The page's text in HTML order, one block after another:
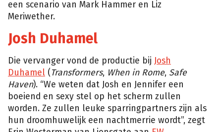
een scenario van Mark Hammer en Liz
Meriwether.
Josh Duhamel
Die vervanger vond de productie bij Josh
Duhamel (Transformers, When in Rome, Safe
Haven). “We weten dat Josh en Jennifer een
boeiend en sexy stel op het scherm zullen
worden. Ze zullen leuke sparringpartners zijn als
hun droomhuwelijk een nachtmerrie wordt”, zegt